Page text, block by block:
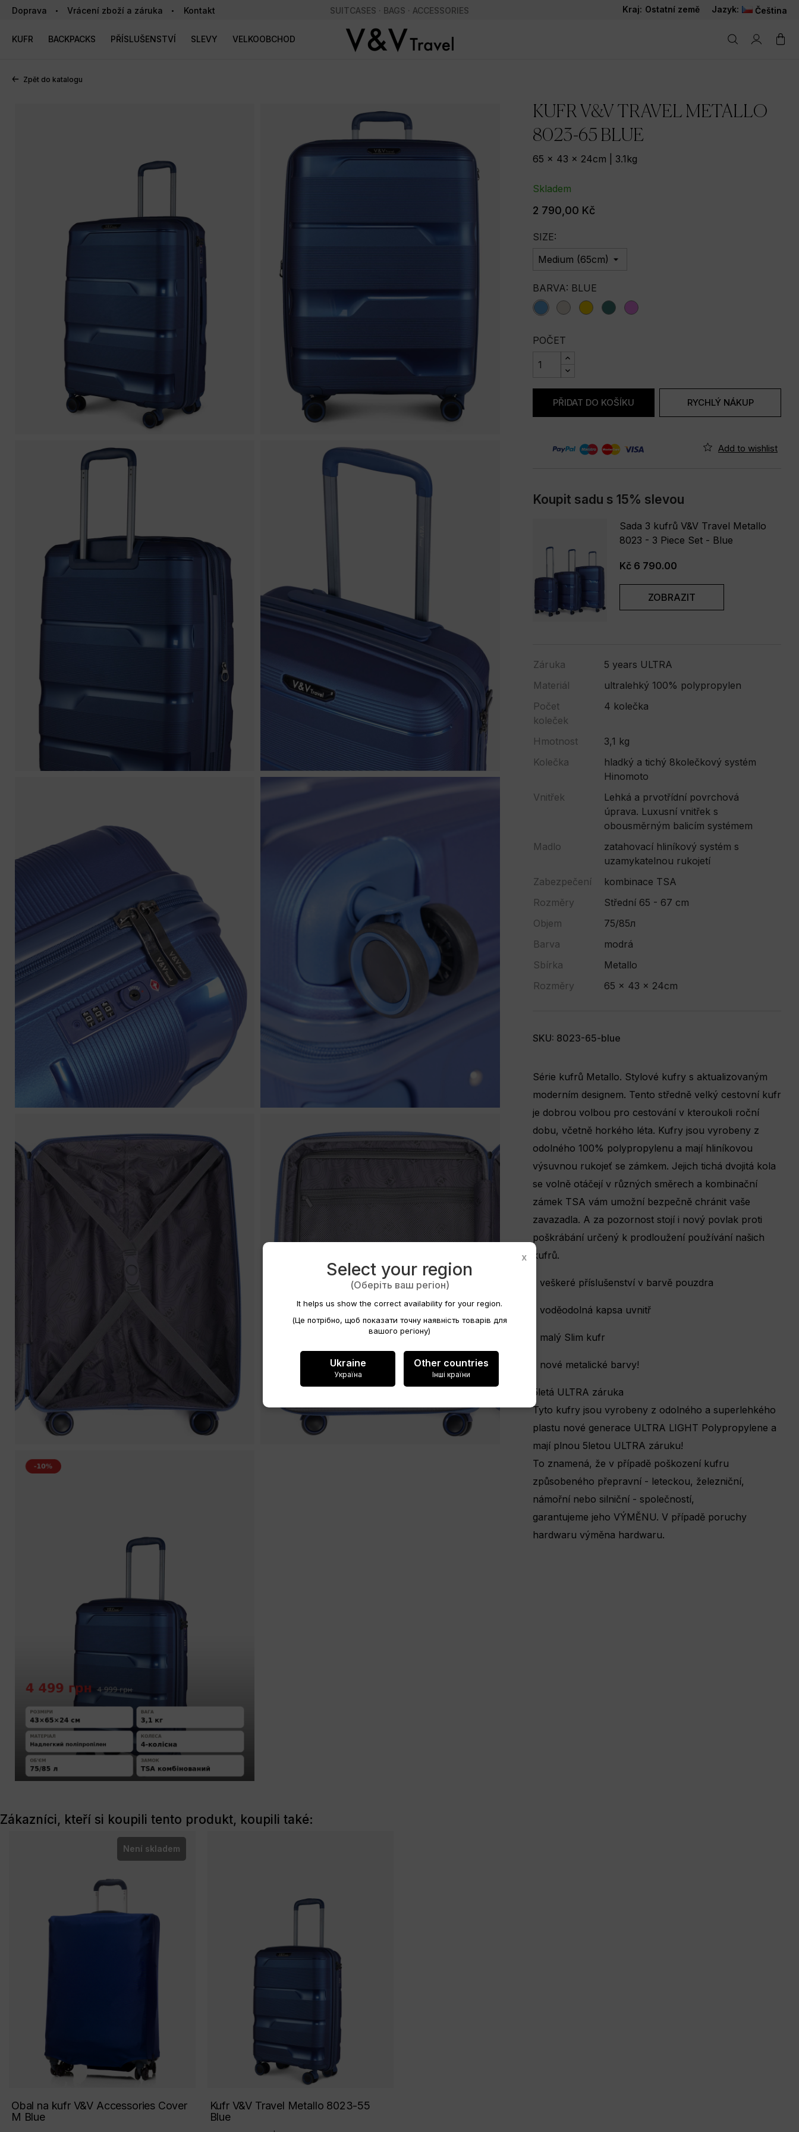
Doprava Vrácení zboží a záruka Kontakt SUITCASES · BAGS · ACCESSORIES Kraj: Ostatní země Jazyk: Čeština
KUFR BACKPACKS PŘÍSLUŠENSTVÍ SLEVY VELKOOBCHOD
Zpět do katalogu
KUFR V&V TRAVEL METALLO
8023-65 BLUE
65 x 43 x 24cm | 3.1kg
Skladem
2 790,00 Kč
SIZE:
BARVA: BLUE
blue
champagne
gold greenviolet
POČET
PŘIDAT DO KOŠÍKU RYCHLÝ NÁKUP
Koupit sadu s 15% slevou
Sada 3 kufrů V&V Travel Metallo
8023 - 3 Piece Set - Blue
Kč 6 790.00
ZOBRAZIT
Záruka
5 years ULTRA
Materiál
ultralehký 100% polypropylen
Počet
koleček
4 kolečka
Hmotnost
3,1 kg
Kolečka
hladký a tichý 8kolečkový systém
Hinomoto
Vnitřek
Lehká a prvotřídní povrchová
úprava. Luxusní vnitřek s
obousměrným balicím systémem
Madlo
zatahovací hliníkový systém s
uzamykatelnou rukojetí
Zabezpečení
kombinace TSA
Rozměry
Střední 65 - 67 cm
Objem
75/85л
Barva
modrá
Sbírka
Metallo
Rozměry
65 x 43 x 24cm
SKU: 8023-65-blue
Série kufrů Metallo. Stylové kufry s aktualizovaným
moderním designem. Tento středně velký cestovní kufr
je dobrou volbou pro cestování v kteroukoli roční
dobu, včetně horkého léta. Kufry jsou vyrobeny z
odolného 100% polypropylenu a mají hliníkovou
výsuvnou rukojeť se zámkem. Jejich tichá dvojitá kola
se volně otáčejí v různých směrech a kombinační
zámek TSA vám umožní bezpečně chránit vaše
zavazadla. A za pozornost stojí i nový povlak proti
poškrábání určený k prodloužení používání našich
kufrů.
- veškeré příslušenství v barvě pouzdra
- voděodolná kapsa uvnitř
- malý Slim kufr
- nové metalické barvy!
5letá ULTRA záruka
Tyto kufry jsou vyrobeny z odolného a superlehkého
plastu nové generace ULTRA LIGHT Polypropylene a
mají plnou 5letou ULTRA záruku!
To znamená, že v případě poškození kufru
způsobeného přepravní - leteckou, železniční,
námořní nebo silniční - společností,
garantujeme jeho VÝMĚNU. V případě poruchy
hardwaru výměna hardwaru.
Zákazníci, kteří si koupili tento produkt, koupili také:
Obal na kufr V&V Accessories Cover
M Blue
Není skladem
Kufr V&V Travel Metallo 8023-55
Blue
Vytvořit seznam přání ×
Vytvořit seznam přání
x
Select your region
(Оберіть ваш регіон)
It helps us show the correct availability for your region.
(Це потрібно, щоб показати точну наявність товарів для
вашого регіону)
Ukraine
Україна
Other countries
Інші країни